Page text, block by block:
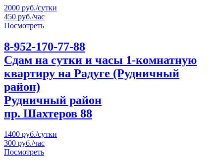
2000 руб./сутки
450 руб./час
Посмотреть
8-952-170-77-88
Сдам на сутки и часы 1-комнатную
квартиру на Радуге (Рудничный
район)
Рудничный район
пр. Шахтеров 88
1400 руб./сутки
300 руб./час
Посмотреть